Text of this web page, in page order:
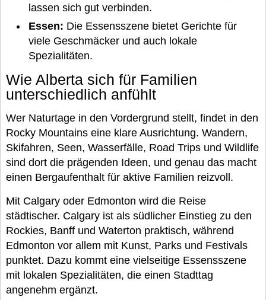
lassen sich gut verbinden.
Essen: Die Essensszene bietet Gerichte für
viele Geschmäcker und auch lokale
Spezialitäten.
Wie Alberta sich für Familien
unterschiedlich anfühlt
Wer Naturtage in den Vordergrund stellt, findet in den
Rocky Mountains eine klare Ausrichtung. Wandern,
Skifahren, Seen, Wasserfälle, Road Trips und Wildlife
sind dort die prägenden Ideen, und genau das macht
einen Bergaufenthalt für aktive Familien reizvoll.
Mit Calgary oder Edmonton wird die Reise
städtischer. Calgary ist als südlicher Einstieg zu den
Rockies, Banff und Waterton praktisch, während
Edmonton vor allem mit Kunst, Parks und Festivals
punktet. Dazu kommt eine vielseitige Essensszene
mit lokalen Spezialitäten, die einen Stadttag
angenehm ergänzt.